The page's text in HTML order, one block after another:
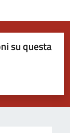
su questa